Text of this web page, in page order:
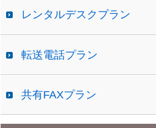
レンタルデスクプラン
転送電話プラン
共有FAXプラン